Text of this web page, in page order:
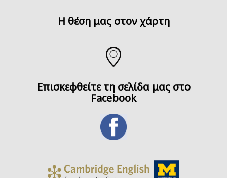
H θέση μας στον χάρτη
Επισκεφθείτε τη σελίδα μας στο
Facebook